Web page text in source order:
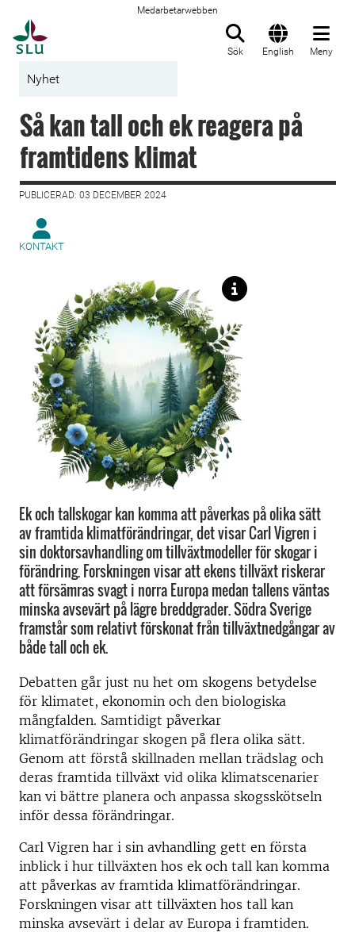
Medarbetarwebben
Sök English Meny
Nyhet
Så kan tall och ek reagera på
framtidens klimat
PUBLICERAD: 03 DECEMBER 2024
KONTAKT
Ek och tallskogar kan komma att påverkas på olika sätt
av framtida klimatförändringar, det visar Carl Vigren i
sin doktorsavhandling om tillväxtmodeller för skogar i
förändring. Forskningen visar att ekens tillväxt riskerar
att försämras svagt i norra Europa medan tallens väntas
minska avsevärt på lägre breddgrader. Södra Sverige
framstår som relativt förskonat från tillväxtnedgångar av
både tall och ek.
Debatten går just nu het om skogens betydelse
för klimatet, ekonomin och den biologiska
mångfalden. Samtidigt påverkar
klimatförändringar skogen på flera olika sätt.
Genom att förstå skillnaden mellan trädslag och
deras framtida tillväxt vid olika klimatscenarier
kan vi bättre planera och anpassa skogsskötseln
inför dessa förändringar.
Carl Vigren har i sin avhandling gett en första
inblick i hur tillväxten hos ek och tall kan komma
att påverkas av framtida klimatförändringar.
Forskningen visar att tillväxten hos tall kan
minska avsevärt i delar av Europa i framtiden.